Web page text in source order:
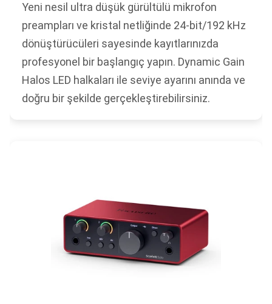
Yeni nesil ultra düşük gürültülü mikrofon
preampları ve kristal netliğinde 24-bit/192 kHz
dönüştürücüleri sayesinde kayıtlarınızda
profesyonel bir başlangıç yapın. Dynamic Gain
Halos LED halkaları ile seviye ayarını anında ve
doğru bir şekilde gerçekleştirebilirsiniz.